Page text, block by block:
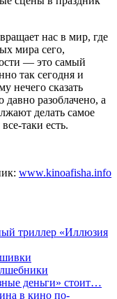
нас в мир, где
мира сего,
— это самый
так сегодня и
нечего сказать
разоблачено, а
делать самое
таки есть.
www.kinoafisha.info
триллер «Иллюзия
деньги» стоит…
в кино по-